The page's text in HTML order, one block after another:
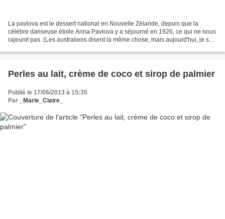
La pavlova est le dessert national en Nouvelle Zélande, depuis que la
célèbre danseuse étoile Anna Pavlova y a séjourné en 1926, ce qui ne nous
rajeunit pas. (Les australiens disent la même chose, mais aujourd'hui, je suis
Perles au lait, crème de coco et sirop de palmier
Publié le 17/06/2013 à 15:35
Par
_Marie_Claire_